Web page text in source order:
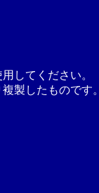
してください。
製したものです。